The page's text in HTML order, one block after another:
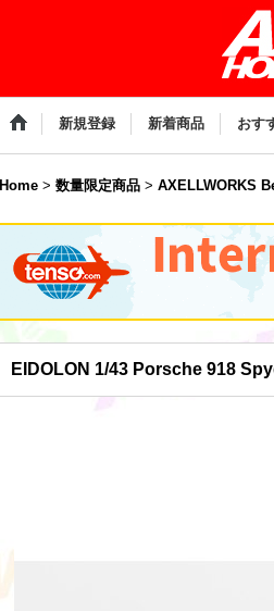
新規登録 新着商品 おす
Home > 数量限定商品 > AXELLWORKS
EIDOLON 1/43 Porsche 918